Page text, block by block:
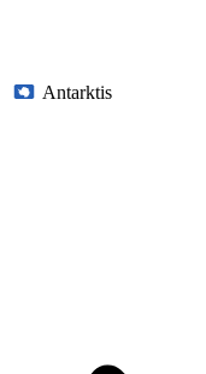
Antarktis